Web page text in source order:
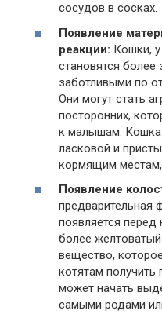
сосудов в сосках.
Появление
реакции: Кошки, у
становятся
заботливыми по
Они могут стать
посторонних,
к малышам. Кошка
ласковой и
кормящим местам,
Появление
предварительная
появляется
более
вещество,
котятам
может начать
самыми родами